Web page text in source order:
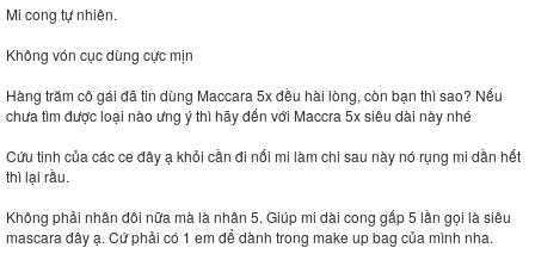
Mi cong tự nhiên.
Không vón cục dùng cực mịn
Hàng trăm cô gái đã tin dùng Maccara 5x đều hài lòng, còn bạn thì sao? Nếu
chưa tìm được loại nào ưng ý thì hãy đến với Maccra 5x siêu dài này nhé
Cứu tinh của các ce đây ạ khỏi cần đi nối mi làm chi sau này nó rụng mi dần hết
thì lại rầu.
Không phải nhân đôi nữa mà là nhân 5. Giúp mi dài cong gấp 5 lần gọi là siêu
mascara đây ạ. Cứ phải có 1 em để dành trong make up bag của mình nha.